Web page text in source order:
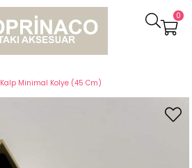
0
Kalp Minimal Kolye (45 Cm)